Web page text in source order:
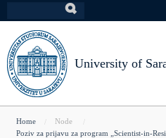
to
main
content
University of
You
Home
Node
Poziv za prijavu za program „Scientist-in-